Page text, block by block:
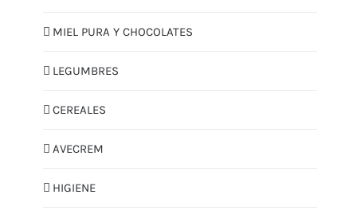
MIEL PURA Y CHOCOLATES
LEGUMBRES
CEREALES
AVECREM
HIGIENE